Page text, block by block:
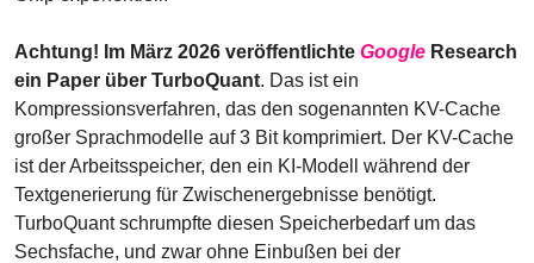
Achtung! Im März 2026 veröffentlichte Google Research
ein Paper über TurboQuant. Das ist ein
Kompressionsverfahren, das den sogenannten KV-Cache
großer Sprachmodelle auf 3 Bit komprimiert. Der KV-Cache
ist der Arbeitsspeicher, den ein KI-Modell während der
Textgenerierung für Zwischenergebnisse benötigt.
TurboQuant schrumpfte diesen Speicherbedarf um das
Sechsfache, und zwar ohne Einbußen bei der